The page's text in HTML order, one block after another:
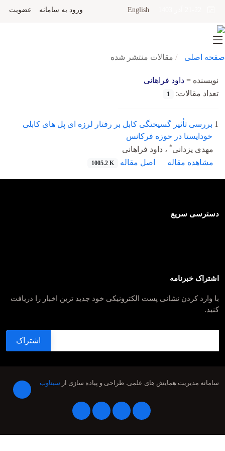
English ورود به سامانه عضویت
صفحه اصلی مقالات منتشر شده
نویسنده = داود فراهانی
تعداد مقالات:
1
1 بررسی تأثیر گسیختگی کابل بر رفتار لرزه ‏‏ای پل ‏های کابلی
خودایستا در حوزه فرکانس
مهدی یزدانی* ، داود فراهانی
مشاهده مقاله
اصل مقاله 1005.2 K
دسترسی سریع
اشتراک خبرنامه
با وارد کردن نشانی پست الکترونیکی خود جدید ترین اخبار را دریافت
کنید.
سامانه مدیریت همایش های علمی. طراحی و پیاده سازی از سیناوب